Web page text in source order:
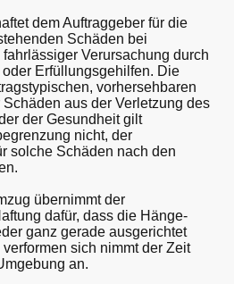
dem Auftraggeber für die
Schäden bei
Verursachung durch
Erfüllungsgehilfen. Die
vorhersehbaren
aus der Verletzung des
der Gesundheit gilt
nicht, der
solche Schäden nach den
übernimmt der
dafür, dass die Hänge-
ganz gerade ausgerichtet
sich nimmt der Zeit
an.